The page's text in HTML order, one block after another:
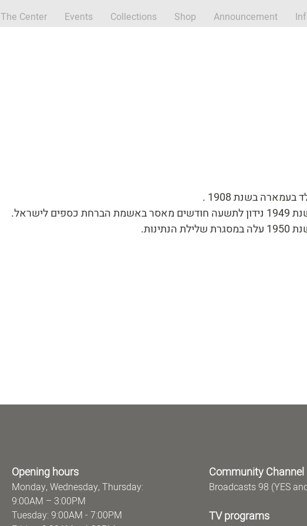
The Center Events Collections Shop Announcement
בעמארה בשנת 1908 .
באשמת הברחת כספים לישראל.
שלילת הנתינות.
Opening hours
Monday, Wednesday, Thursday:
9:00AM – 3:00PM
Tuesday: 9:00AM - 7:00PM
Community Channel
Broadcasts 98 (YES
TV programs